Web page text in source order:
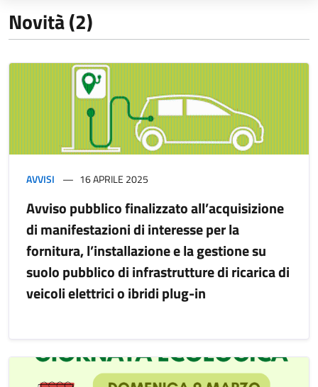
Novità (2)
AVVISI 16 APRILE 2025
Avviso pubblico finalizzato all’acquisizione
di manifestazioni di interesse per la
fornitura, l’installazione e la gestione su
suolo pubblico di infrastrutture di ricarica di
veicoli elettrici o ibridi plug-in